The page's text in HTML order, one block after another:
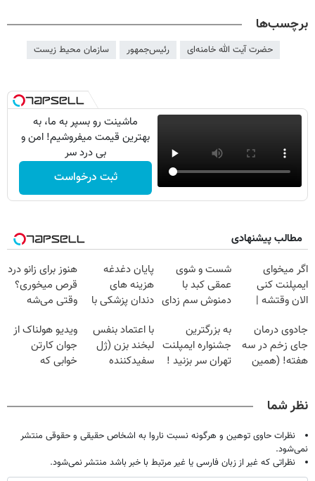
برچسب‌ها
حضرت آیت الله خامنه‌ای رئیس‌جمهور سازمان محیط زیست
ماشینت رو بسپر به ما، به
بهترین قیمت میفروشیم! امن و
بی درد سر
ثبت درخواست
مطالب پیشنهادی
اگر میخوای
ایمپلنت کنی
الان وقتشه |
میلیون تومان!!!
شست و شوی
عمقی کبد با
دمنوش سم زدای
پایان دغدغه
هزینه های
دندان پزشکی با
خانگی
هنوز برای زانو درد
قرص میخوری؟
وقتی می‌شه
درمانش کرد؟؟؟؟
جادوی درمان
جای زخم در سه
هفته! (همین
به بزرگترین
جشنواره ایمپلنت
تهران سر بزنید !
با اعتماد بنفس
لبخند بزن (ژل
سفیدکننده
ویدیو هولناک از
جوان کارتن
خوابی که
نظر شما
نظرات حاوی توهین و هرگونه نسبت ناروا به اشخاص حقیقی و حقوقی منتشر
نمی‌شود.
نظراتی که غیر از زبان فارسی یا غیر مرتبط با خبر باشد منتشر نمی‌شود.